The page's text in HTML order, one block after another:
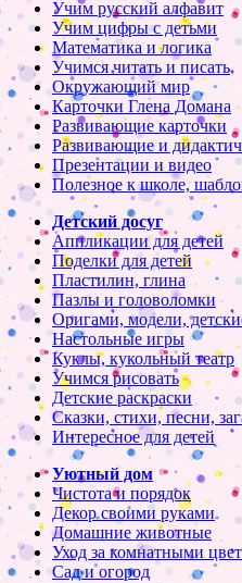
Учим русский алфавит
Учим цифры с детьми
Математика и логика
Учимся читать и писать
Окружающий мир
Карточки Глена Домана
Развивающие карточки
Развивающие и
Презентации и видео
Полезное к школе,
Детский досуг
Аппликации для детей
Поделки для детей
Пластилин, глина
Пазлы и головоломки
Оригами, модели,
Настольные игры
Куклы, кукольный театр
Учимся рисовать
Детские раскраски
Сказки, стихи, песни,
Интересное для детей
Уютный дом
Чистота и порядок
Декор своими руками
Домашние животные
Уход за комнатными
Сад и огород